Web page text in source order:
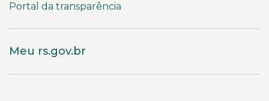
Portal da transparência
Meu rs.gov.br